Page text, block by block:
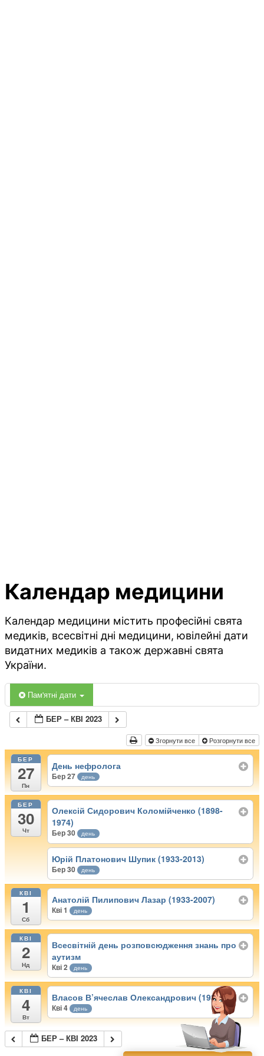
Календар медицини
Календар медицини містить професійні свята
медиків, всесвітні дні медицини, ювілейні дати
видатних медиків а також державні свята
України.
Пам'ятні дати
БЕР – КВІ 2023
Згорнути все Розгорнути все
БЕР
27
Пн
День нефролога
Бер 27 день
БЕР
30
Чт
Олексій Сидорович Коломійченко (1898-
1974)
Бер 30 день
Юрій Платонович Шупик (1933-2013)
Бер 30 день
КВІ
1
Сб
Анатолій Пилипович Лазар (1933-2007)
Кві 1 день
КВІ
2
Нд
Всесвітній день розповсюдження знань про
аутизм
Кві 2 день
КВІ
4
Вт
Власов В’ячеслав Олександрович (1938)
Кві 4 день
БЕР – КВІ 2023